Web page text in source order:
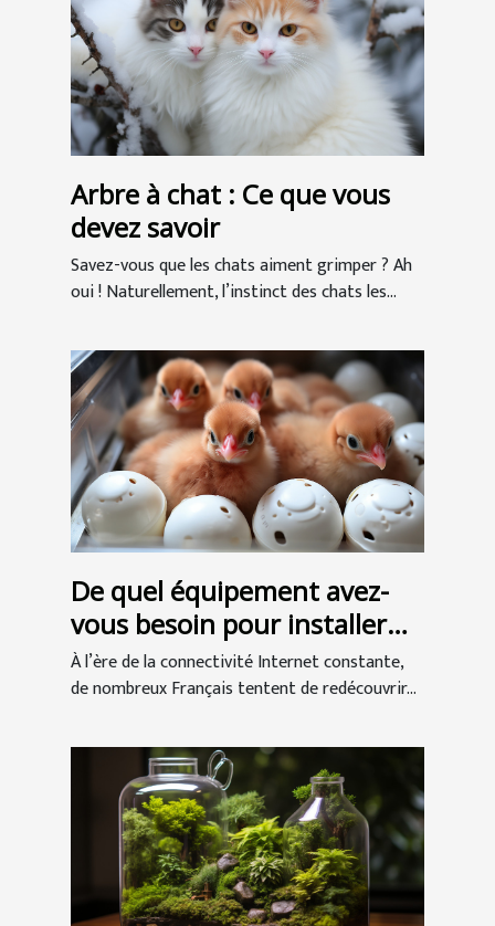
Arbre à chat : Ce que vous
devez savoir
Savez-vous que les chats aiment grimper ? Ah
oui ! Naturellement, l’instinct des chats les...
De quel équipement avez-
vous besoin pour installer
un incubateur de poulet ?
À l’ère de la connectivité Internet constante,
de nombreux Français tentent de redécouvrir...